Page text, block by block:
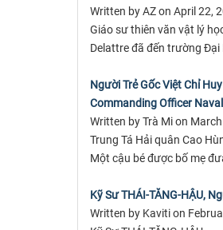
Written by AZ on April 22,
Giáo sư thiên văn vật lý
Delattre đã đến trường
Người Trẻ Gốc Việt Chỉ
Commanding Officer
Written by Trà Mi on
Trung Tá Hải quân Cao
Một cậu bé được bố mẹ
Kỹ Sư THÁI-TĂNG-HẬU,
Written by Kaviti on